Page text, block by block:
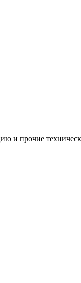
и прочие